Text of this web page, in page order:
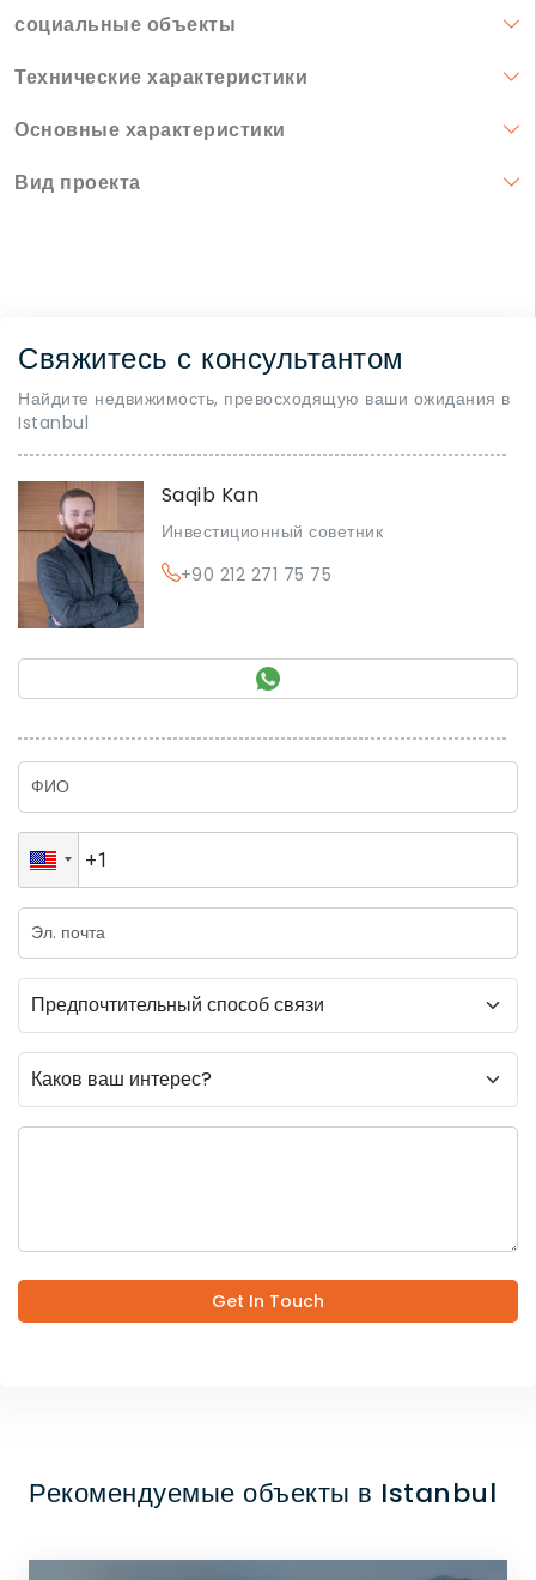
социальные объекты
Технические характеристики
Основные характеристики
Вид проекта
Свяжитесь с консультантом
Найдите недвижимость, превосходящую ваши ожидания в
Istanbul
Saqib Kan
Инвестиционный советник
+90 212 271 75 75
Get In Touch
Рекомендуемые объекты в Istanbul